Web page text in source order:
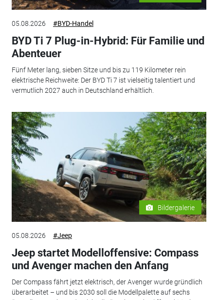
05.08.2026 #BYD-Handel
BYD Ti 7 Plug-in-Hybrid: Für Familie und
Abenteuer
Fünf Meter lang, sieben Sitze und bis zu 119 Kilometer rein
elektrische Reichweite: Der BYD Ti 7 ist vielseitig talentiert und
vermutlich 2027 auch in Deutschland erhältlich.
Bildergalerie
05.08.2026 #Jeep
Jeep startet Modelloffensive: Compass
und Avenger machen den Anfang
Der Compass fährt jetzt elektrisch, der Avenger wurde gründlich
überarbeitet – und bis 2030 soll die Modellpalette auf sechs